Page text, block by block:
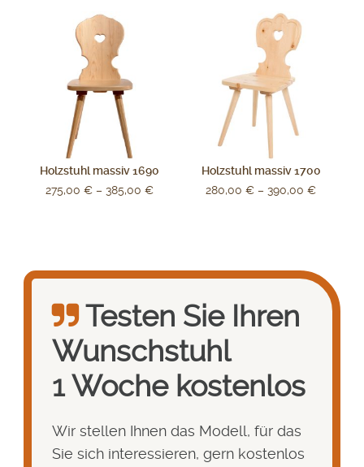
Holzstuhl massiv 1690
275,00€ – 385,00€
Holzstuhl massiv 1700
280,00€ – 390,00€
Testen Sie Ihren
Wunsch­stuhl
1 Woche kostenlos
Wir stellen Ihnen das Modell, für das
Sie sich interessieren, gern kostenlos